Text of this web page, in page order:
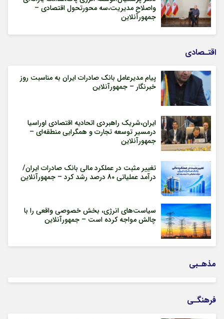
واصلاح مدیریت،سه محورتحول اقتصادی –
جمهورآنلاین
اقتـصادی
پیام مدیرعامل بانک صادرات ایران به مناسبت روز
خبرنگار – جمهورآنلاین
ایران،شریک راهبردی اتحادیه اقتصادی اوراسیا
درمسیر توسعه تجارت و همگرایی منطقه‌ای –
جمهورآنلاین
تغییر مثبت در عملکرد مالی بانک صادرات ایران/
درآمد عملیاتی 80 درصد رشد کرد – جمهورآنلاین
سیاست‌های انرژی، بخش خصوصی واقعی را با
چالش مواجه کرده است – جمهورآنلاین
مذهـبی
فرهنگـی